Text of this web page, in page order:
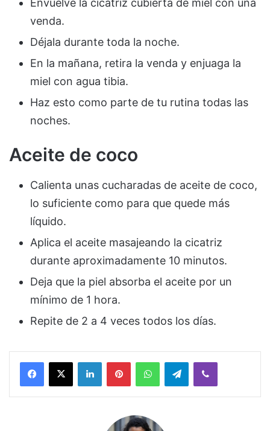
Envuelve la cicatriz cubierta de miel con una
venda.
Déjala durante toda la noche.
En la mañana, retira la venda y enjuaga la
miel con agua tibia.
Haz esto como parte de tu rutina todas las
noches.
Aceite de coco
Calienta unas cucharadas de aceite de coco,
lo suficiente como para que quede más
líquido.
Aplica el aceite masajeando la cicatriz
durante aproximadamente 10 minutos.
Deja que la piel absorba el aceite por un
mínimo de 1 hora.
Repite de 2 a 4 veces todos los días.
Facebook
X LinkedInPinterestWhatsAppTelegramViber